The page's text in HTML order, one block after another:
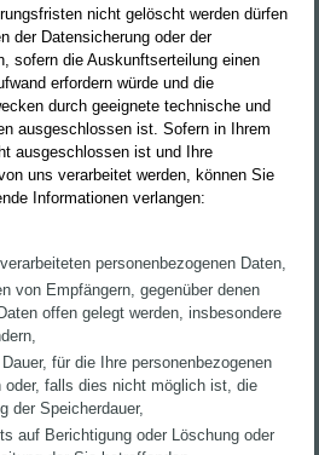
nicht gelöscht werden dürfen
der Datensicherung oder der
sofern die Auskunftserteilung einen
erfordern würde und die
durch geeignete technische und
ausgeschlossen ist. Sofern in Ihrem
ausgeschlossen ist und Ihre
uns verarbeitet werden, können Sie
Informationen verlangen:
personenbezogenen Daten,
von Empfängern, gegenüber denen
offen gelegt werden, insbesondere
für die Ihre personenbezogenen
oder, falls dies nicht möglich ist, die
der Speicherdauer,
auf Berichtigung oder Löschung oder